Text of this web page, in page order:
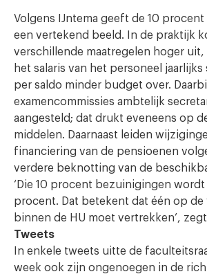
Volgens IJntema geeft de 10
een vertekend beeld. In de praktijk
verschillende maatregelen hoger
het salaris van het personeel
per saldo minder budget over.
examencommissies ambtelijk
aangesteld; dat drukt eveneens op
middelen. Daarnaast leiden
financiering van de pensioenen
verdere beknotting van de
‘Die 10 procent bezuinigingen
procent. Dat betekent dat één op de
binnen de HU moet vertrekken’,
Tweets
In enkele tweets uitte de
week ook zijn ongenoegen in de